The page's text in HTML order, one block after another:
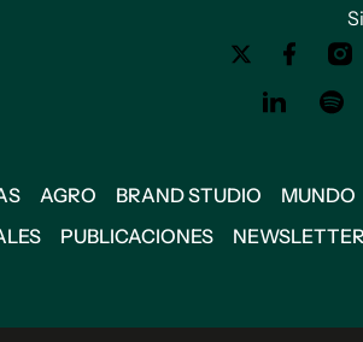
AGRO BRAND STUDIO
MUNDO
PUBLICACIONES